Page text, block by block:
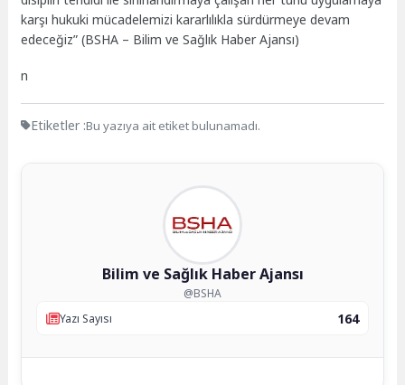
karşı hukuki mücadelemizi kararlılıkla sürdürmeye devam
edeceğiz” (BSHA – Bilim ve Sağlık Haber Ajansı)
n
Etiketler :Bu yazıya ait etiket bulunamadı.
Bilim ve Sağlık Haber Ajansı
@BSHA
Yazı Sayısı
164